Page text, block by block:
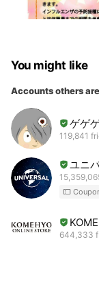
You might like
Accounts others
ゲゲ
119,841
ユニ
644,333